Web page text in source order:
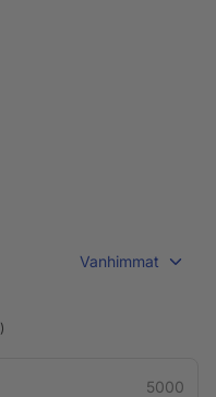
Vanhimmat
)
5000